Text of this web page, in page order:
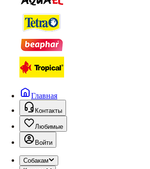
Главная
Контакты
Любимые
Войти
Собакам